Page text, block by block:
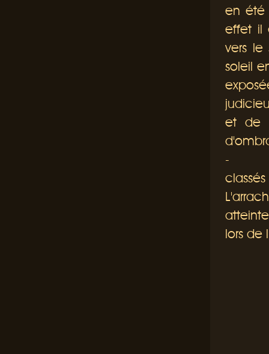
en été
effet il
vers le
soleil
et de
-
lors de